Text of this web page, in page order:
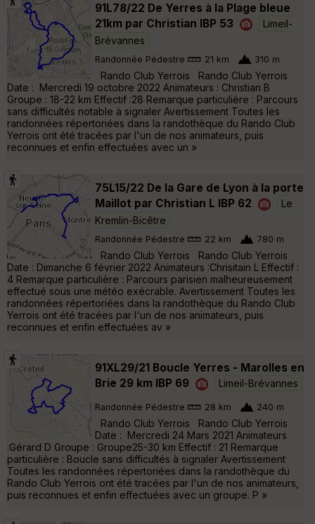
91L78/22 De Yerres à la Plage bleue
21km par Christian IBP 53
Limeil-
Brévannes
Randonnée Pédestre 21 km 310 m
Rando Club Yerrois Rando Club Yerrois
Date : Mercredi 19 octobre 2022 Animateurs : Christian B
Groupe : 18-22 km Effectif :28 Remarque particulière : Parcours
sans difficultés notable à signaler Avertissement Toutes les
randonnées répertoriées dans la randothèque du Rando Club
Yerrois ont été tracées par l'un de nos animateurs, puis
reconnues et enfin effectuées avec un »
75L15/22 De la Gare de Lyon à la porte
Maillot par Christian L IBP 62
Le
Kremlin-Bicêtre
Randonnée Pédestre 22 km 780 m
Rando Club Yerrois Rando Club Yerrois
Date : Dimanche 6 février 2022 Animateurs :Chrisitain L Effectif :
4 Remarque particulière : Parcours parisien malheureusement
effectué sous une météo exécrable. Avertissement Toutes les
randonnées répertoriées dans la randothèque du Rando Club
Yerrois ont été tracées par l'un de nos animateurs, puis
reconnues et enfin effectuées av »
91XL29/21 Boucle Yerres - Marolles en
Brie 29 km IBP 69
Limeil-Brévannes
Randonnée Pédestre 28 km 240 m
Rando Club Yerrois Rando Club Yerrois
Date : Mercredi 24 Mars 2021 Animateurs
:Gérard D Groupe : Groupe25-30 km Effectif : 21 Remarque
particulière : Boucle sans difficultés à signaler Avertissement
Toutes les randonnées répertoriées dans la randothèque du
Rando Club Yerrois ont été tracées par l'un de nos animateurs,
puis reconnues et enfin effectuées avec un groupe. P »